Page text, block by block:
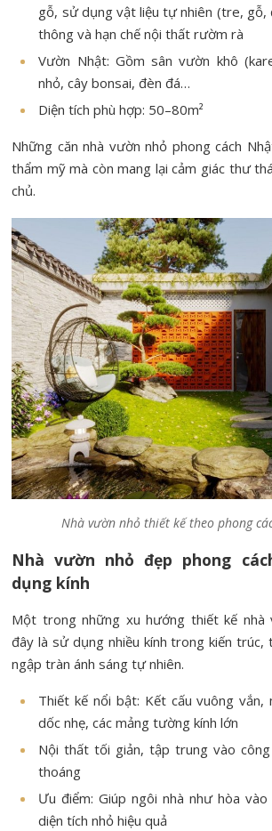
gỗ, sử dụng vật liệu tự nhiên (tre, gỗ,
thông và hạn chế nội thất rườm rà
Vườn Nhật: Gồm sân vườn khô
nhỏ, cây bonsai, đèn đá…
Diện tích phù hợp: 50–80m²
Những căn nhà vườn nhỏ phong cách
thẩm mỹ mà còn mang lại cảm giác thư
chủ.
Nhà vườn nhỏ thiết kế theo phong
Nhà vườn nhỏ đẹp phong
dụng kính
Một trong những xu hướng thiết kế nhà
đây là sử dụng nhiều kính trong kiến trúc,
ngập tràn ánh sáng tự nhiên.
Thiết kế nổi bật: Kết cấu vuông vắn,
dốc nhẹ, các mảng tường kính lớn
Nội thất tối giản, tập trung vào
thoáng
Ưu điểm: Giúp ngôi nhà như hòa
diện tích nhỏ hiệu quả